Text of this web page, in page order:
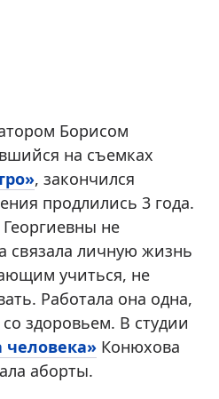
Борисом
на съемках
, закончился
продлились 3 года.
не
связала личную жизнь
учиться, не
Работала она одна,
здоровьем. В студии
человека» Конюхова
аборты.